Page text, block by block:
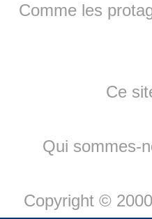
Comme les
Ce
Qui sommes-
Copyright ©